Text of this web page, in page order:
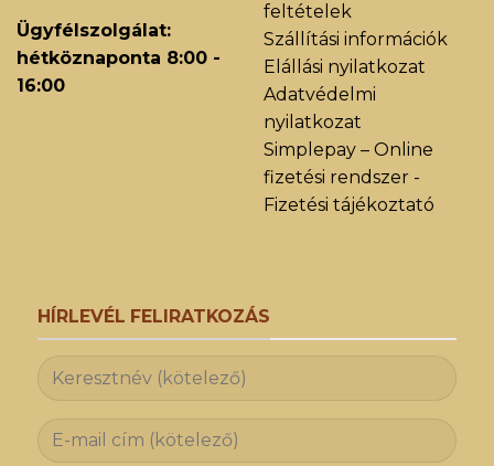
Ügyfélszolgálat:
hétköznaponta 8:00 -
16:00
feltételek
Szállítási információk
Elállási nyilatkozat
Adatvédelmi
nyilatkozat
Simplepay – Online
fizetési rendszer -
Fizetési tájékoztató
HÍRLEVÉL FELIRATKOZÁS